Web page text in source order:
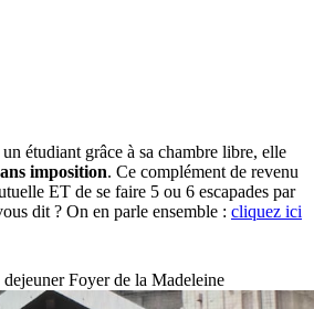
étudiant grâce à sa chambre libre, elle
imposition. Ce complément de revenu
ET de se faire 5 ou 6 escapades par
dit ? On en parle ensemble : cliquez ici
dejeuner Foyer de la Madeleine